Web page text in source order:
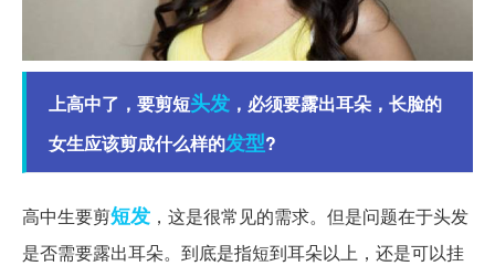
上高中了，要剪短头发 ，必须要露出耳朵，长脸的
女生应该剪成什么样的发型?
高中生要剪短发 ，这是很常见的需求。但是问题在于头发
是否需要露出耳朵。到底是指短到耳朵以上，还是可以挂